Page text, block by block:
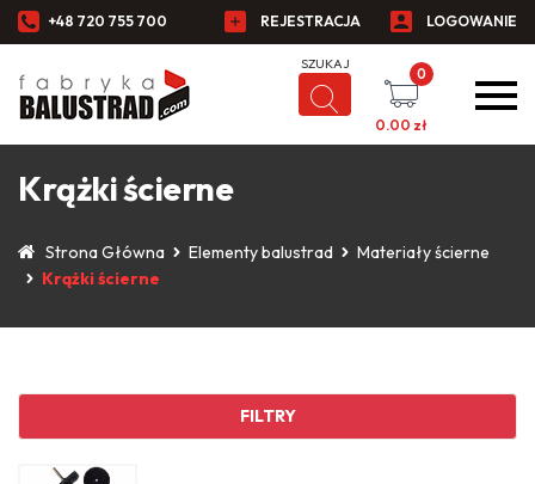
+48 720 755 700 REJESTRACJA LOGOWANIE
0
0.00 zł
Krążki ścierne
Strona Główna Elementy balustrad
Materiały ścierne
Krążki ścierne
FILTRY